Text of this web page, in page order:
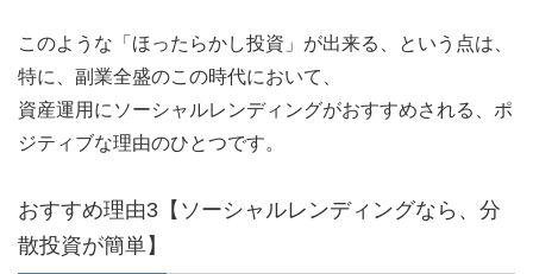
このような「ほったらかし投資」が出来る、という点は、
特に、副業全盛のこの時代において、
資産運用にソーシャルレンディングがおすすめされる、ポ
ジティブな理由のひとつです。
おすすめ理由3【ソーシャルレンディングなら、分
散投資が簡単】